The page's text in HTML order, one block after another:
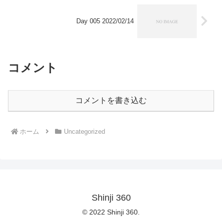
Day 005 2022/02/14
コメント
コメントを書き込む
ホーム Uncategorized
Shinji 360
© 2022 Shinji 360.